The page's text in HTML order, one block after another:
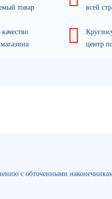
товар
всей
центр
с обточенными